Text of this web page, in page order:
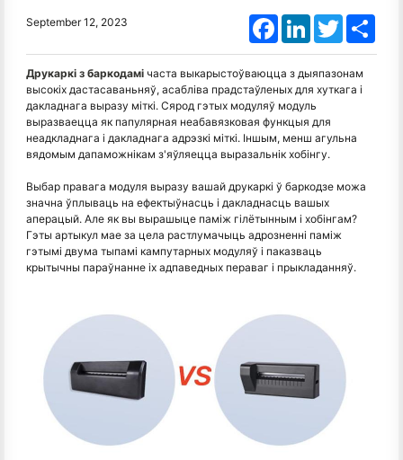
September 12, 2023 FacebookLinkedInTwitter
Друкаркі з баркодамі часта выкарыстоўваюцца з дыяпазонам
высокіх дастасаваньняў, асабліва прадстаўленых для хуткага і
дакладнага выразу міткі. Сярод гэтых модуляў модуль
выразваецца як папулярная неабавязковая функцыя для
неадкладнага і дакладнага адрэзкі міткі. Іншым, менш агульна
вядомым дапаможнікам з'яўляецца выразальнік хобінгу.
Выбар правага модуля выразу вашай друкаркі ў баркодзе можа
значна ўплываць на ефектыўнасць і дакладнасць вашых
аперацый. Але як вы вырашыце паміж гілётынным і хобінгам?
Гэты артыкул мае за цела растлумачыць адрозненні паміж
гэтымі двума тыпамі кампутарных модуляў і паказваць
крытычны параўнанне іх адпаведных пераваг і прыкладанняў.